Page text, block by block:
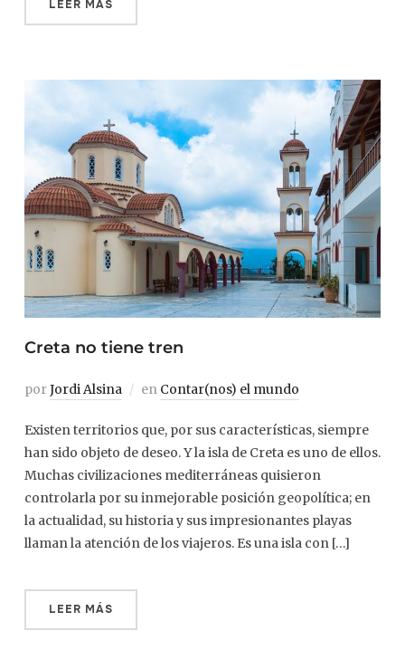
LEER MÁS
Creta no tiene tren
porJordi Alsina en Contar(nos) el mundo
Existen territorios que, por sus características, siempre
han sido objeto de deseo. Y la isla de Creta es uno de ellos.
Muchas civilizaciones mediterráneas quisieron
controlarla por su inmejorable posición geopolítica; en
la actualidad, su historia y sus impresionantes playas
llaman la atención de los viajeros. Es una isla con […]
LEER MÁS